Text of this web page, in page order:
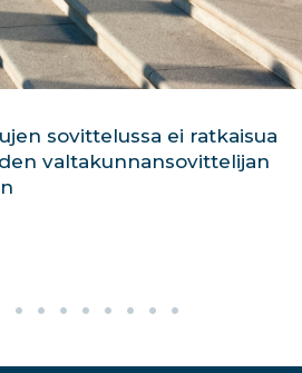
sovittelussa ei ratkaisua
valtakunnansovittelijan